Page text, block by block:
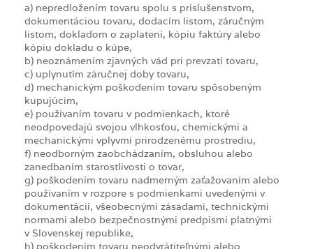
a) nepredložením tovaru spolu s príslušenstvom,
dokumentáciou tovaru, dodacím listom, záručným
listom, dokladom o zaplatení, kópiu faktúry alebo
kópiu dokladu o kúpe,
b) neoznámením zjavných vád pri prevzatí tovaru,
c) uplynutím záručnej doby tovaru,
d) mechanickým poškodením tovaru spôsobeným
kupujúcim,
e) používaním tovaru v podmienkach, ktoré
neodpovedajú svojou vlhkosťou, chemickými a
mechanickými vplyvmi prirodzenému prostrediu,
f) neodborným zaobchádzaním, obsluhou alebo
zanedbaním starostlivosti o tovar,
g) poškodením tovaru nadmerným zaťažovaním alebo
používaním v rozpore s podmienkami uvedenými v
dokumentácii, všeobecnými zásadami, technickými
normami alebo bezpečnostnými predpismi platnými
v Slovenskej republike,
h) poškodením tovaru neodvrátiteľnými alebo